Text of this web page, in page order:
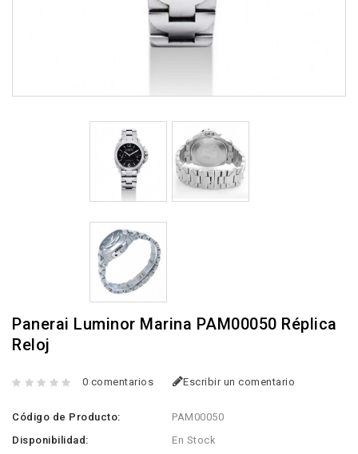
Panerai Luminor Marina PAM00050 Réplica
Reloj
0 comentarios Escribir un comentario
Código de Producto:
PAM00050
Disponibilidad:
En Stock